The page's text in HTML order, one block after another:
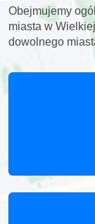
Obejmujemy
miasta w
dowolnego